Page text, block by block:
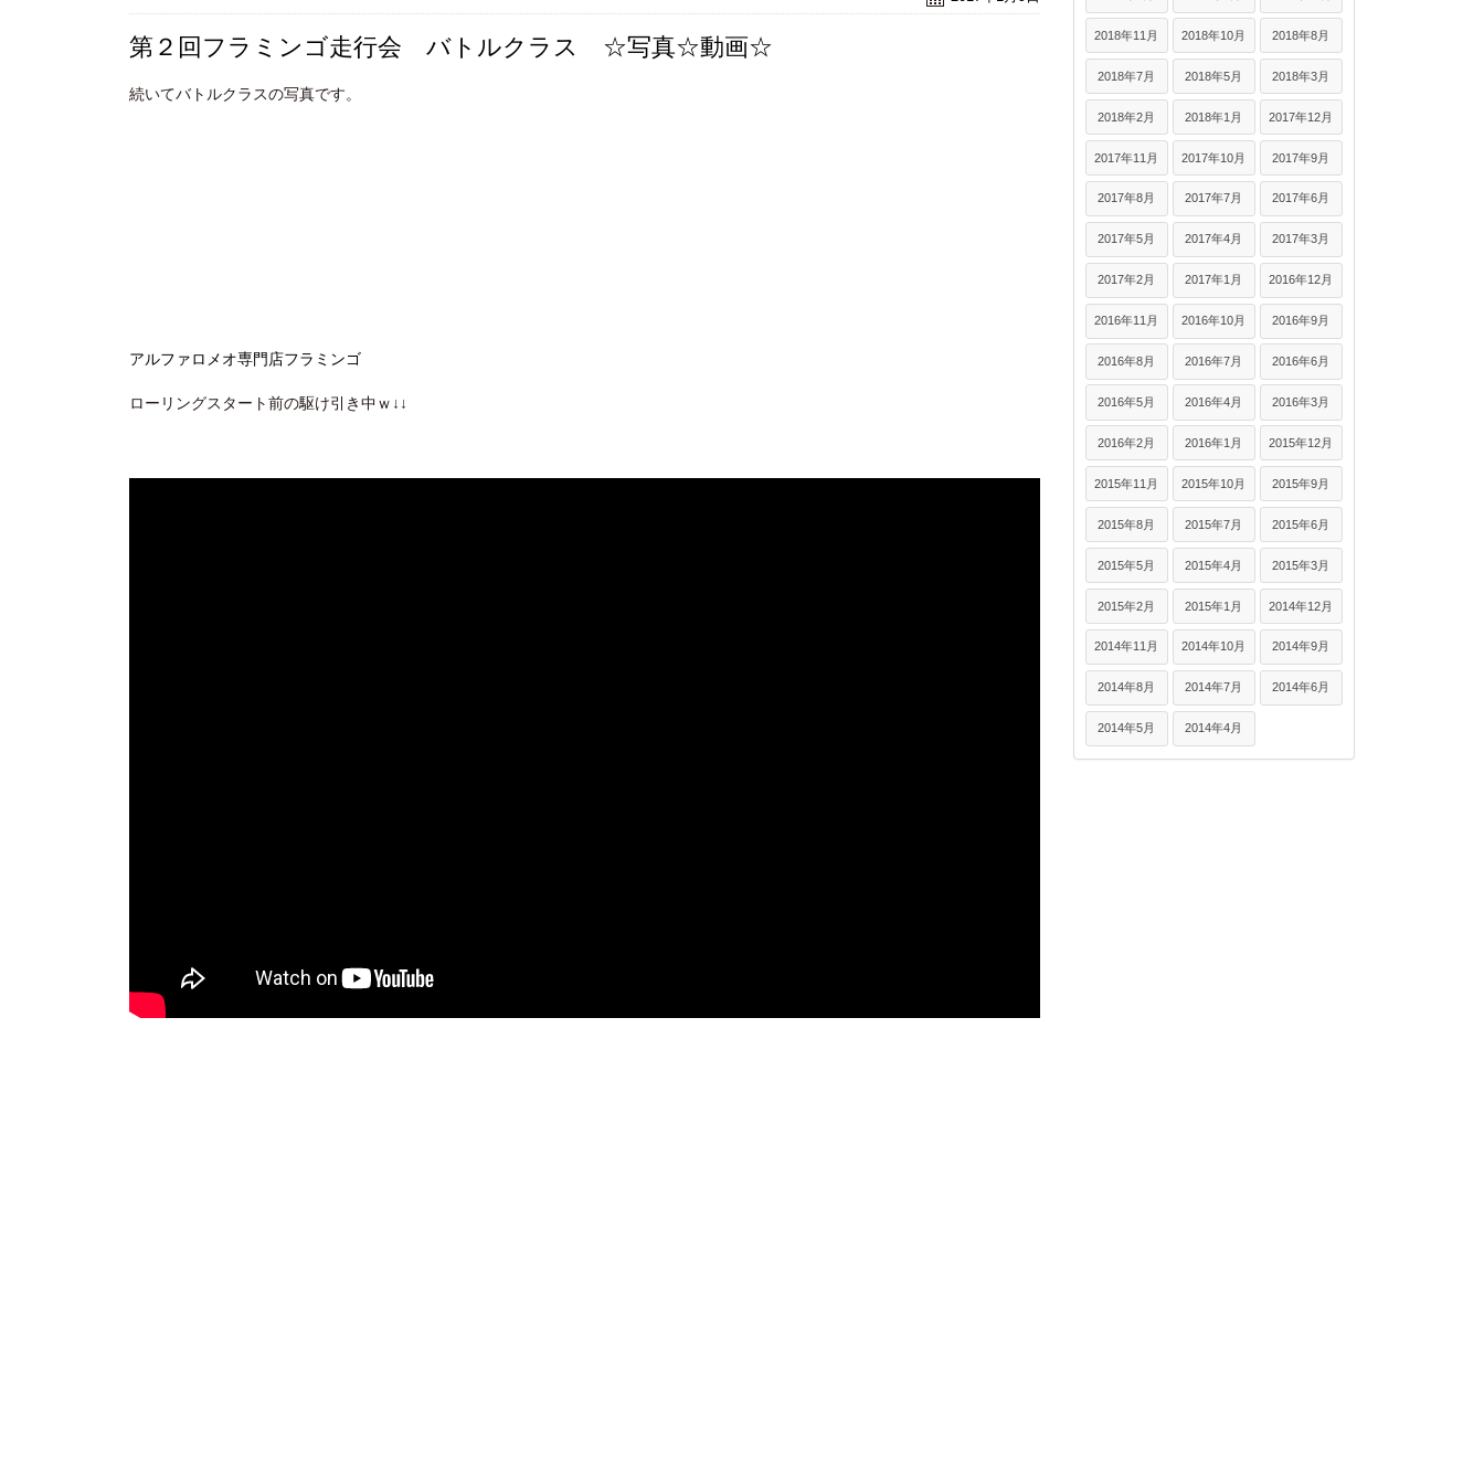
第２回フラミンゴ走行会 バトルクラス ☆写真☆動画☆
続いてバトルクラスの写真です。
アルファロメオ専門店フラミンゴ
ローリングスタート前の駆け引き中ｗ↓↓
2018年11月 2018年10月 2018年8月
2018年7月 2018年5月 2018年3月
2018年2月 2018年1月 2017年12月
2017年11月 2017年10月 2017年9月
2017年8月 2017年7月 2017年6月
2017年5月 2017年4月 2017年3月
2017年2月 2017年1月 2016年12月
2016年11月 2016年10月 2016年9月
2016年8月 2016年7月 2016年6月
2016年5月 2016年4月 2016年3月
2016年2月 2016年1月 2015年12月
2015年11月 2015年10月 2015年9月
2015年8月 2015年7月 2015年6月
2015年5月 2015年4月 2015年3月
2015年2月 2015年1月 2014年12月
2014年11月 2014年10月 2014年9月
2014年8月 2014年7月 2014年6月
2014年5月 2014年4月